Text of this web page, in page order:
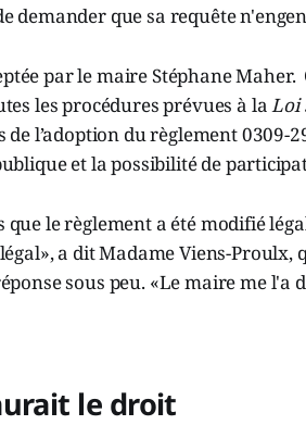
demander que sa requête
par le maire Stéphane
les procédures prévues à laLoi
de l’adoption du règlement 0309-
et la possibilité de
que le règlement a été modifié
a dit Madame Viens-
sous peu. «Le maire me l'a
le droit